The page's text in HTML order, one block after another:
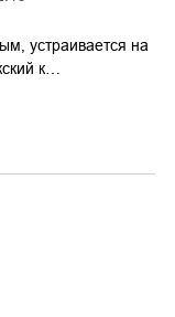
устраивается на
к…